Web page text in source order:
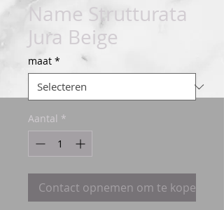
Name Strutturata
Jura Beige
maat *
Aantal *
Contact opnemen om te kopen